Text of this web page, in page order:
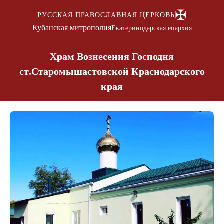
РУССКАЯ ПРАВОСЛАВНАЯ ЦЕРКОВЬ✠
Кубанская митрополияЕкатеринодарская епархия
Храм Вознесения Господня
ст.Старомышастовской Краснодарского
края